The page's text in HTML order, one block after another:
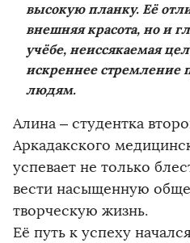
высокую планку. Её
внешняя красота, но и
учёбе, неиссякаемая
искреннее стремление
людям.
Алина – студентка
Аркадакского
успевает не только
вести насыщенную
творческую жизнь.
Её путь к успеху